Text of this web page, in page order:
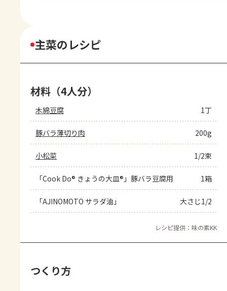
主菜のレシピ
材料（4人分）
木綿豆腐 1丁
豚バラ薄切り肉 200g
小松菜 1/2束
「Cook Do® きょうの大皿®」豚バラ豆腐用 1箱
「AJINOMOTO サラダ油」 大さじ1/2
レシピ提供：味の素KK
つくり方